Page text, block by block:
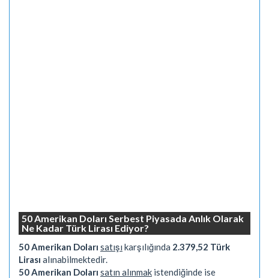
50 Amerikan Doları Serbest Piyasada Anlık Olarak
Ne Kadar Türk Lirası Ediyor?
50 Amerikan Doları satışı karşılığında 2.379,52 Türk
Lirası alınabilmektedir.
50 Amerikan Doları satın alınmak istendiğinde ise